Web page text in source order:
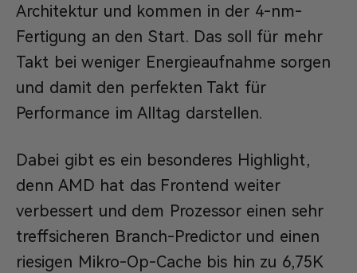
Architektur und kommen in der 4-nm-
Fertigung an den Start. Das soll für mehr
Takt bei weniger Energieaufnahme sorgen
und damit den perfekten Takt für
Performance im Alltag darstellen.
Dabei gibt es ein besonderes Highlight,
denn AMD hat das Frontend weiter
verbessert und dem Prozessor einen sehr
treffsicheren Branch-Predictor und einen
riesigen Mikro-Op-Cache bis hin zu 6,75K